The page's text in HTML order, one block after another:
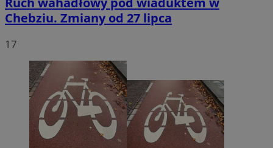
Chebziu. Zmiany od 27 lipca
17